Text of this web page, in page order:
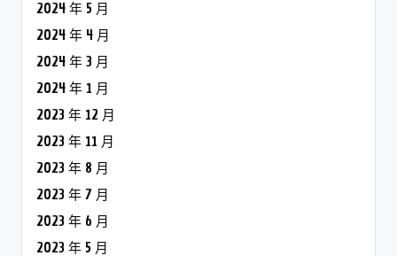
2024 年 5 月
2024 年 4 月
2024 年 3 月
2024 年 1 月
2023 年 12 月
2023 年 11 月
2023 年 8 月
2023 年 7 月
2023 年 6 月
2023 年 5 月